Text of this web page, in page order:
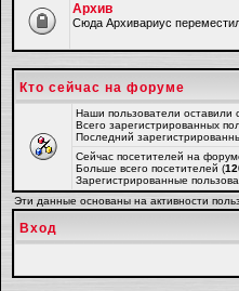
Архив
Cюда Архивариус
Кто сейчас на форуме
Наши пользователи оставили
Всего зарегистрированных
Последний
Сейчас посетителей на
Больше всего посетителей (
Зарегистрированные
Эти данные основаны на активности
Вход